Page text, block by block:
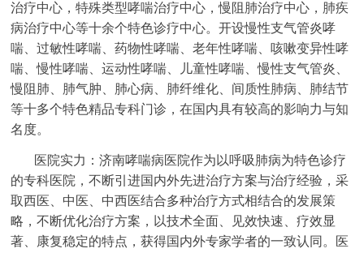
治疗中心，特殊类型哮喘治疗中心，慢阻肺治疗中心，肺疾
病治疗中心等十余个特色诊疗中心。开设慢性支气管炎哮
喘、过敏性哮喘、药物性哮喘、老年性哮喘、咳嗽变异性哮
喘、慢性哮喘、运动性哮喘、儿童性哮喘、慢性支气管炎、
慢阻肺、肺气肿、肺心病、肺纤维化、间质性肺病、肺结节
等十多个特色精品专科门诊，在国内具有较高的影响力与知
名度。
医院实力：济南哮喘病医院作为以呼吸肺病为特色诊疗
的专科医院，不断引进国内外先进治疗方案与治疗经验，采
取西医、中医、中西医结合多种治疗方式相结合的发展策
略，不断优化治疗方案，以技术全面、见效快速、疗效显
著、康复稳定的特点，获得国内外专家学者的一致认同。医